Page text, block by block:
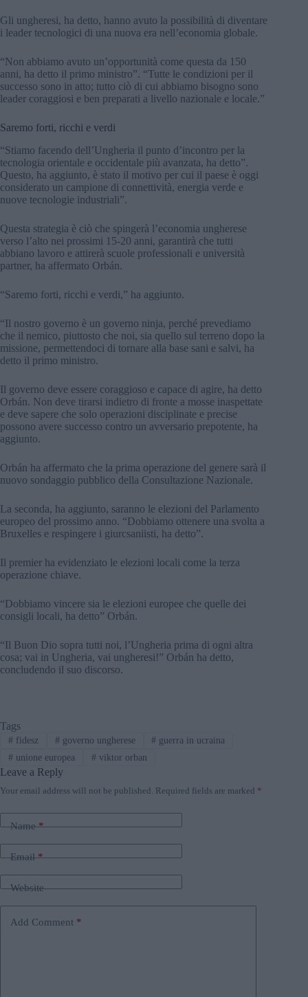
Gli ungheresi, ha detto, hanno avuto la possibilità di diventare
i leader tecnologici di una nuova era nell’economia globale.
“Non abbiamo avuto un’opportunità come questa da 150
anni, ha detto il primo ministro”. “Tutte le condizioni per il
successo sono in atto; tutto ciò di cui abbiamo bisogno sono
leader coraggiosi e ben preparati a livello nazionale e locale.”
Saremo forti, ricchi e verdi
“Stiamo facendo dell’Ungheria il punto d’incontro per la
tecnologia orientale e occidentale più avanzata, ha detto”.
Questo, ha aggiunto, è stato il motivo per cui il paese è oggi
considerato un campione di connettività, energia verde e
nuove tecnologie industriali”.
Questa strategia è ciò che spingerà l’economia ungherese
verso l’alto nei prossimi 15-20 anni, garantirà che tutti
abbiano lavoro e attirerà scuole professionali e università
partner, ha affermato Orbán.
“Saremo forti, ricchi e verdi,” ha aggiunto.
“Il nostro governo è un governo ninja, perché prevediamo
che il nemico, piuttosto che noi, sia quello sul terreno dopo la
missione, permettendoci di tornare alla base sani e salvi, ha
detto il primo ministro.
Il governo deve essere coraggioso e capace di agire, ha detto
Orbán. Non deve tirarsi indietro di fronte a mosse inaspettate
e deve sapere che solo operazioni disciplinate e precise
possono avere successo contro un avversario prepotente, ha
aggiunto.
Orbán ha affermato che la prima operazione del genere sarà il
nuovo sondaggio pubblico della Consultazione Nazionale.
La seconda, ha aggiunto, saranno le elezioni del Parlamento
europeo del prossimo anno. “Dobbiamo ottenere una svolta a
Bruxelles e respingere i giurcsaniisti, ha detto”.
Il premier ha evidenziato le elezioni locali come la terza
operazione chiave.
“Dobbiamo vincere sia le elezioni europee che quelle dei
consigli locali, ha detto” Orbán.
“Il Buon Dio sopra tutti noi, l’Ungheria prima di ogni altra
cosa; vai in Ungheria, vai ungheresi!” Orbán ha detto,
concludendo il suo discorso.
Tags
#fidesz #governo ungherese # guerra in ucraina
#unione europea #viktor orban
Leave a Reply
Your email address will not be published. Required fields are marked *
Name*
Email*
Website
Add Comment *